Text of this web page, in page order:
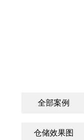
全部案例
仓储效果图